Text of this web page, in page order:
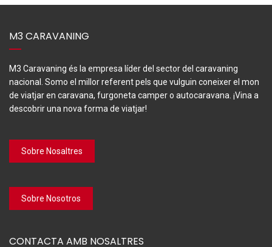
M3 CARAVANING
M3 Caravaning és la empresa líder del sector del caravaning
nacional. Somo el millor referent pels que vulguin coneixer el mon
de viatjar en caravana, furgoneta camper o autocaravana. ¡Vina a
descobrir una nova forma de viatjar!
Sobre Nosaltres
Sobre Nosotros
CONTACTA AMB NOSALTRES